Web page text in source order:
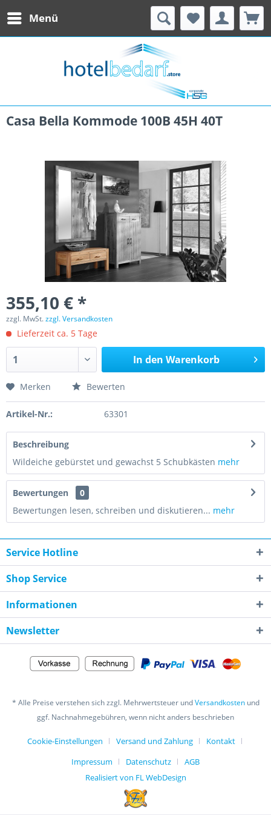
Menü
Casa Bella Kommode 100B 45H 40T
355,10 € *
zzgl. MwSt.zzgl. Versandkosten
Lieferzeit ca. 5 Tage
In den Warenkorb
Merken Bewerten
Artikel-Nr.: 63301
Beschreibung
Wildeiche gebürstet und gewachst 5 Schubkästen mehr
Bewertungen
0
Bewertungen lesen, schreiben und diskutieren... mehr
Service Hotline
Shop Service
Informationen
Newsletter
* Alle Preise verstehen sich zzgl. Mehrwertsteuer undVersandkostenund
ggf. Nachnahmegebühren, wenn nicht anders beschrieben
Cookie-Einstellungen Versand und Zahlung
Kontakt
Impressum
Datenschutz
AGB
Realisiert von FL WebDesign